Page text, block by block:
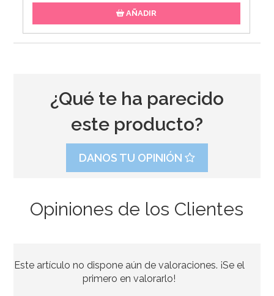
AÑADIR
¿Qué te ha parecido
este producto?
DANOS TU OPINIÓN
Opiniones de los Clientes
Este artículo no dispone aún de valoraciones. ¡Se el
primero en valorarlo!